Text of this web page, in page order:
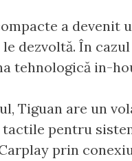
a devenit
dezvoltă. În
tehnologică in-
Tiguan are un
tactile pentru
prin